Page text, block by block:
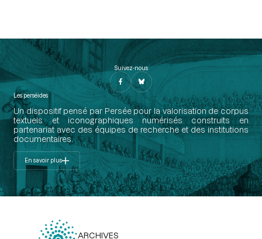
Suivez-nous
Les perséides
Un dispositif pensé par Persée pour la valorisation de corpus
textuels et iconographiques numérisés construits en
partenariat avec des équipes de recherche et des institutions
documentaires.
En savoir plus
ARCHIVES